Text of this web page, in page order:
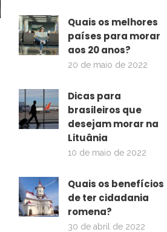
Quais os melhores
países para morar
aos 20 anos?
20 de maio de 2022
Dicas para
brasileiros que
desejam morar na
Lituânia
10 de maio de 2022
Quais os benefícios
de ter cidadania
romena?
30 de abril de 2022